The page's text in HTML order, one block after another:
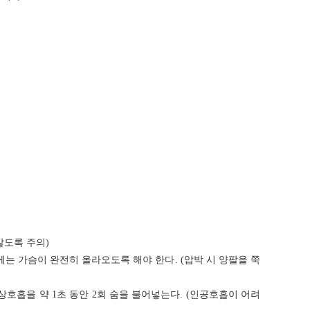
록 주의 )
는 가슴이 완전히 올라오도록 해야 한다. (압박 시 양팔을 쭉
호흡을 약1초 동안 2회 숨을 불어넣는다. (인공호흡이 어려